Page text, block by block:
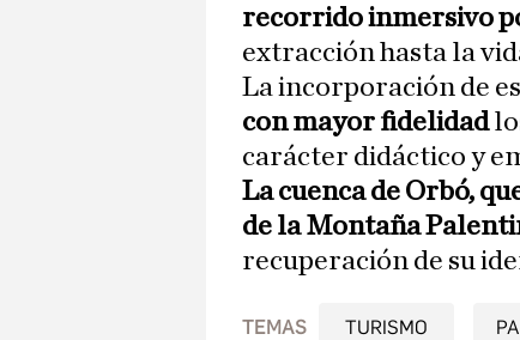
recorrido inmersivo
extracción hasta la
La incorporación de
con mayor fidelidad
carácter didáctico y
La cuenca de Orbó,
de la Montaña
recuperación de su
TEMAS TURISMO